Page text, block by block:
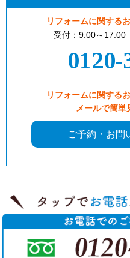
リフォームに関する
受付：9:00～
0120-
リフォームに関する
メールで簡単
ご予約・お問